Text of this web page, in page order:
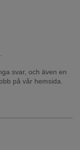
svar, och även en
på vår hemsida.